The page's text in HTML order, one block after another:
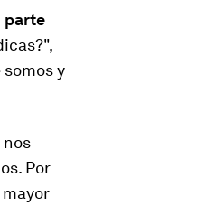
parte
y
nos
Por